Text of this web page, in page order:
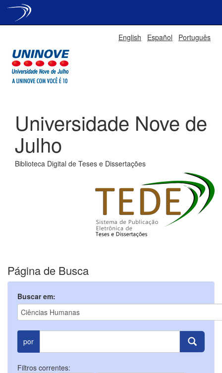
English Español Português
Universidade Nove de
Julho
Biblioteca Digital de Teses e Dissertações
Página de Busca
Buscar em:
por
Filtros correntes: